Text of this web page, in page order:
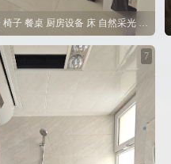
小房间 白墙 桌子 椅子 餐桌 厨房设备 床 自然采光 挂钟 书籍
7